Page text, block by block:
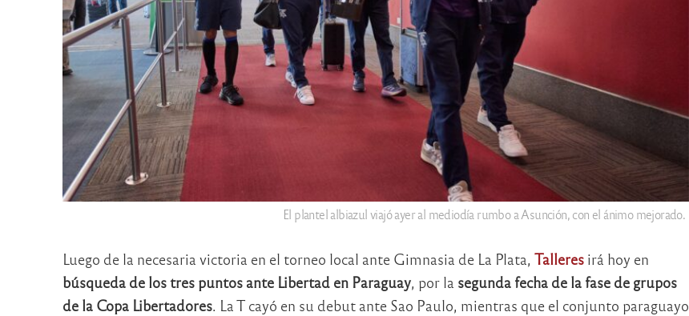
El plantel albiazul viajó ayer al mediodía rumbo a Asunción, con el ánimo mejorado.
Luego de la necesaria victoria en el torneo local ante Gimnasia de La Plata, Talleres irá hoy en
búsqueda de los tres puntos ante Libertad en Paraguay, por la segunda fecha de la fase de grupos
de la Copa Libertadores. La T cayó en su debut ante Sao Paulo, mientras que el conjunto paraguayo